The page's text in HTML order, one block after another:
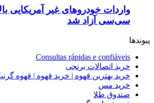
سی‌سی آزاد شد
پیوندها
Consultas rápidas e confiáveis
خرید اتصالات برنجی
خرید بهترین قهوه | خرید قهوه | قهوه
خرید مس
صندوق طلا